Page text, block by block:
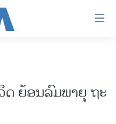
ດ ຍ້ອນລົມພາຍຸ ຖະ